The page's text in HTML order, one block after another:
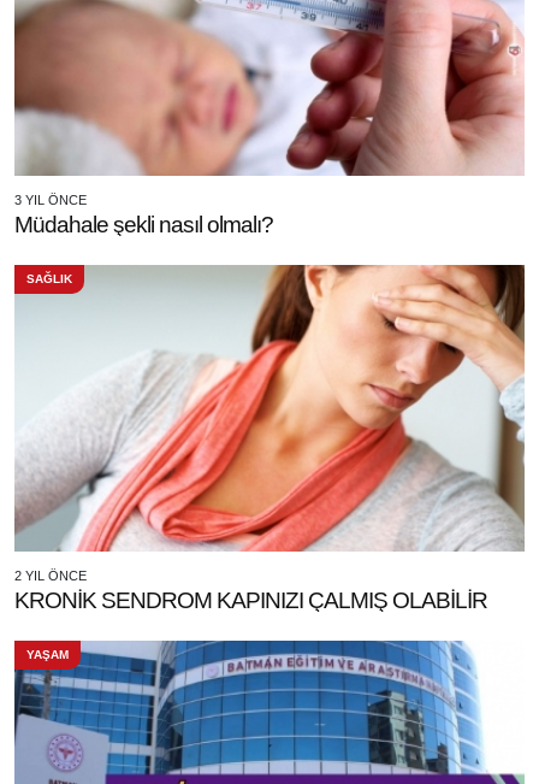
3 YIL ÖNCE
Müdahale şekli nasıl olmalı?
SAĞLIK
2 YIL ÖNCE
KRONİK SENDROM KAPINIZI ÇALMIŞ OLABİLİR
YAŞAM